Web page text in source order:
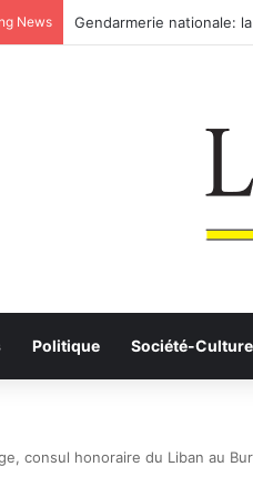
News Anhui: le pont routier-
Politique Société-Culture
consul honoraire du Liban au